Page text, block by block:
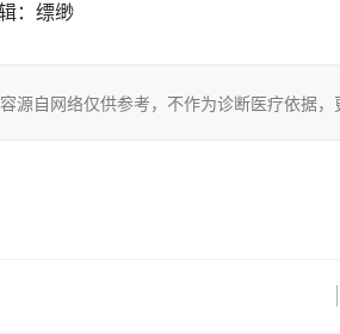
辑：缥缈
源自网络仅供参考，不作为诊断医疗依据